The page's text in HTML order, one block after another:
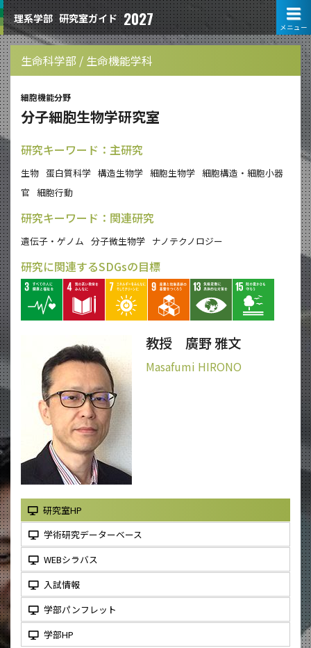
理系学部 研究室ガイド 2027
生命科学部 / 生命機能学科
細胞機能分野
分子細胞生物学研究室
研究キーワード：主研究
生物 蛋白質科学 構造生物学 細胞生物学 細胞構造・細胞小器
官 細胞行動
研究キーワード：関連研究
遺伝子・ゲノム 分子微生物学 ナノテクノロジー
研究に関連するSDGsの目標
教授 廣野 雅文
Masafumi HIRONO
研究室HP
学術研究データーベース
WEBシラバス
入試情報
学部パンフレット
学部HP
メニュー